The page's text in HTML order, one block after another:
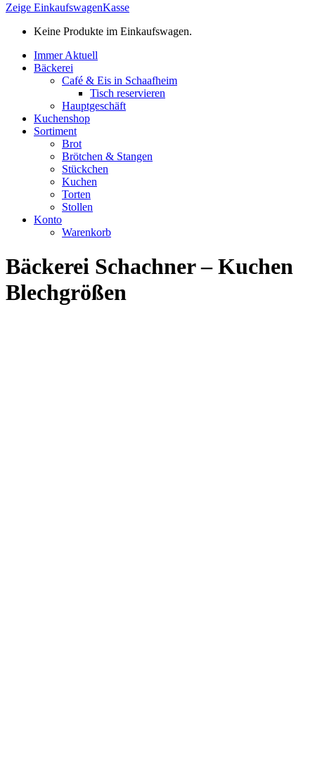
Zeige EinkaufswagenKasse
Keine Produkte im Einkaufswagen.
Immer Aktuell
Bäckerei
Café & Eis in Schaafheim
Tisch reservieren
Hauptgeschäft
Kuchenshop
Sortiment
Brot
Brötchen & Stangen
Stückchen
Kuchen
Torten
Stollen
Konto
Warenkorb
Bäckerei Schachner – Kuchen
Blechgrößen